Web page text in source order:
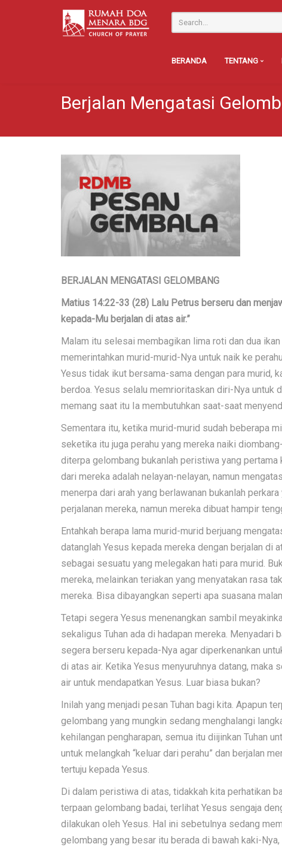
BERANDA TENTANG
Berjalan Mengatasi
BERJALAN MENGATASI GELOMBANG
Matius 14:22-33 (28) Lalu Petrus berseru dan
kepada-Mu berjalan di atas air.”
Malam itu selesai membagikan lima roti dan dua
memerintahkan murid-murid-Nya untuk naik ke
Yesus tidak ikut bersama-sama dengan para murid,
berdoa. Yesus selalu memrioritaskan diri-Nya untuk
memang saat itu Ia membutuhkan saat-saat
Sementara itu, ketika murid-murid sudah beberapa
seketika itu juga perahu yang mereka naiki
diterpa gelombang bukanlah peristiwa yang pertama
dari mereka adalah nelayan-nelayan, namun
menerpa dari arah yang berlawanan bukanlah
perjalanan mereka, namun mereka dibuat hampir
Entahkah berapa lama murid-murid berjuang
datanglah Yesus kepada mereka dengan berjalan di
sebagai sesuatu yang melegakan hati para murid.
mereka, melainkan teriakan yang menyatakan rasa
mereka. Bisa dibayangkan seperti apa suasana
Tetapi segera Yesus menenangkan sambil
sekaligus Tuhan ada di hadapan mereka. Menyadari
segera berseru kepada-Nya agar diperkenankan
di atas air. Ketika Yesus menyuruhnya datang, maka
air untuk mendapatkan Yesus. Luar biasa bukan?
Inilah yang menjadi pesan Tuhan bagi kita. Apapun
gelombang yang mungkin sedang menghalangi
kehilangan pengharapan, semua itu diijinkan Tuhan
untuk melangkah “keluar dari perahu” dan berjalan
tertuju kepada Yesus.
Di dalam peristiwa di atas, tidakkah kita perhatikan
terpaan gelombang badai, terlihat Yesus sengaja
dilakukan oleh Yesus. Hal ini sebetulnya sedang
gelombang yang besar itu berada di bawah kaki-